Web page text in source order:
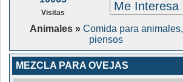
Visitas Me Interesa
Animales » Comida para animales,
piensos
MEZCLA PARA OVEJAS